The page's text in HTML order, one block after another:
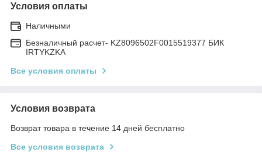
Условия оплаты
Наличными
Безналичный расчет- KZ8096502F0015519377 БИК
IRTYKZKA
Все условия оплаты
Условия возврата
Возврат товара в течение 14 дней бесплатно
Все условия возврата